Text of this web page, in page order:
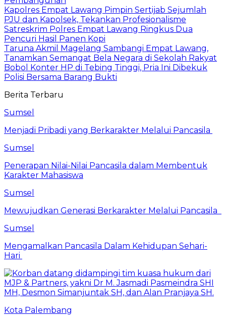
Kapolres Empat Lawang Pimpin Sertijab Sejumlah
PJU dan Kapolsek, Tekankan Profesionalisme
Satreskrim Polres Empat Lawang Ringkus Dua
Pencuri Hasil Panen Kopi
Taruna Akmil Magelang Sambangi Empat Lawang,
Tanamkan Semangat Bela Negara di Sekolah Rakyat
Bobol Konter HP di Tebing Tinggi, Pria Ini Dibekuk
Polisi Bersama Barang Bukti
Berita Terbaru
Sumsel
Menjadi Pribadi yang Berkarakter Melalui Pancasila
Sumsel
Penerapan Nilai-Nilai Pancasila dalam Membentuk
Karakter Mahasiswa
Sumsel
Mewujudkan Generasi Berkarakter Melalui Pancasila
Sumsel
Mengamalkan Pancasila Dalam Kehidupan Sehari-
Hari
Kota Palembang